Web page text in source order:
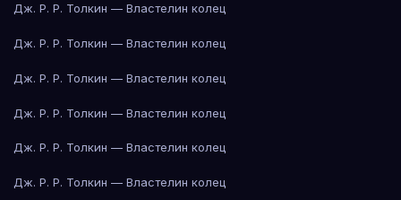
Дж. Р. Р. Толкин — Властелин колец
Дж. Р. Р. Толкин — Властелин колец
Дж. Р. Р. Толкин — Властелин колец
Дж. Р. Р. Толкин — Властелин колец
Дж. Р. Р. Толкин — Властелин колец
Дж. Р. Р. Толкин — Властелин колец